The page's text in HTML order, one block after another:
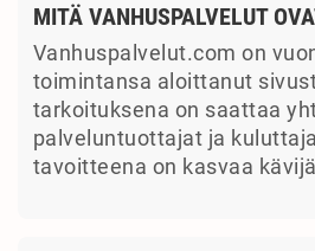
MITÄ VANHUSPALVELUT
Vanhuspalvelut.com on
toimintansa aloittanut
tarkoituksena on saattaa
palveluntuottajat ja
tavoitteena on kasvaa